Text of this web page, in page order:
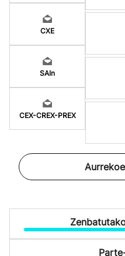
CXE
SAIn
CEX-CREX-PREX